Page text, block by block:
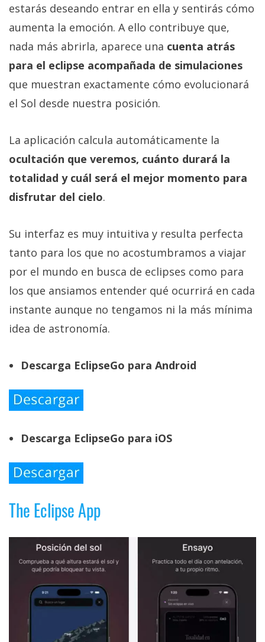
estarás deseando entrar en ella y sentirás cómo
aumenta la emoción. A ello contribuye que,
nada más abrirla, aparece una cuenta atrás
para el eclipse acompañada de simulaciones
que muestran exactamente cómo evolucionará
el Sol desde nuestra posición.
La aplicación calcula automáticamente la
ocultación que veremos, cuánto durará la
totalidad y cuál será el mejor momento para
disfrutar del cielo.
Su interfaz es muy intuitiva y resulta perfecta
tanto para los que no acostumbramos a viajar
por el mundo en busca de eclipses como para
los que ansiamos entender qué ocurrirá en cada
instante aunque no tengamos ni la más mínima
idea de astronomía.
Descarga EclipseGo para Android
Descarga EclipseGo para iOS
The Eclipse App